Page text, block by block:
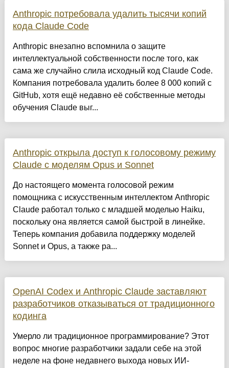
Anthropic потребовала удалить тысячи копий
кода Claude Code
Anthropic внезапно вспомнила о защите
интеллектуальной собственности после того, как
сама же случайно слила исходный код Claude Code.
Компания потребовала удалить более 8 000 копий с
GitHub, хотя ещё недавно её собственные методы
обучения Claude выг...
Anthropic открыла доступ к голосовому режиму
Claude с моделям Opus и Sonnet
До настоящего момента голосовой режим
помощника с искусственным интеллектом Anthropic
Claude работал только с младшей моделью Haiku,
поскольку она является самой быстрой в линейке.
Теперь компания добавила поддержку моделей
Sonnet и Opus, а также ра...
OpenAI Codex и Anthropic Claude заставляют
разработчиков отказываться от традиционного
кодинга
Умерло ли традиционное программирование? Этот
вопрос многие разработчики задали себе на этой
неделе на фоне недавнего выхода новых ИИ-